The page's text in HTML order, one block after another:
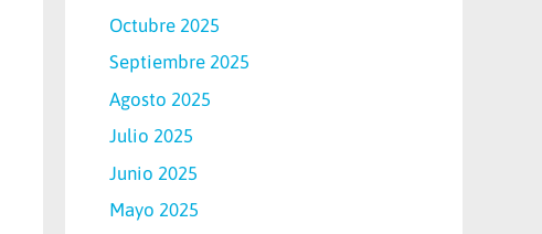
Octubre 2025
Septiembre 2025
Agosto 2025
Julio 2025
Junio 2025
Mayo 2025